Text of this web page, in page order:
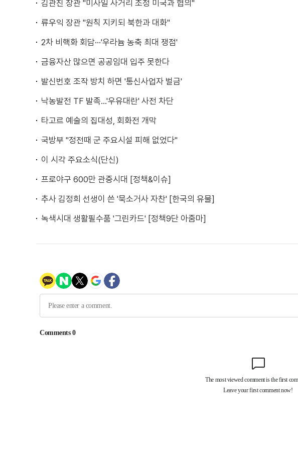
김관진 장관 "미사일 사거리 조정 미국과 협의"
류우익 장관 "원칙 지키되 북한과 대화"
2차 비핵화 회담···'우라늄 농축 최대 쟁점'
금융자산 많으면 공공임대 입주 못한다
발신번호 조작 방치 하면 '통신사업자 벌금'
낙농발전 TF 발족…'우유대란' 사전 차단
타고르 예술의 집대성, 회화전 개막
국방부 "정전때 군 주요시설 피해 없었다"
이 시각 주요소식(단신)
프로야구 600만 관중시대 [정책&이슈]
추사 김정희 선생이 쓴 '묵소거사 자찬' [한국의 유물]
녹색시대 생활필수품 '그린카드' [정책9단 아줌마]